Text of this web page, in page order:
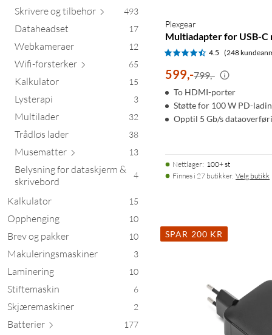
Skrivere og tilbehør 493
Dataheadset 17
Webkameraer 12
Wifi-forsterker 65
Kalkulator 15
Lysterapi 3
Multilader 32
Trådløs lader 38
Musematter 13
Belysning for dataskjerm &
skrivebord
4
Kalkulator 15
Opphenging 10
Brev og pakker 10
Makuleringsmaskiner 3
Laminering 10
Stiftemaskin 6
Skjæremaskiner 2
Batterier 177
Plexgear
Multiadapter for USB-C
4.5 (248
599,-799,-
To HDMI-porter
Støtte for 100 W PD-
Opptil 5 Gb/s
Nettlager: 100+ st
Finnes i 27 butikker. Velg butikk
SPAR 200 KR